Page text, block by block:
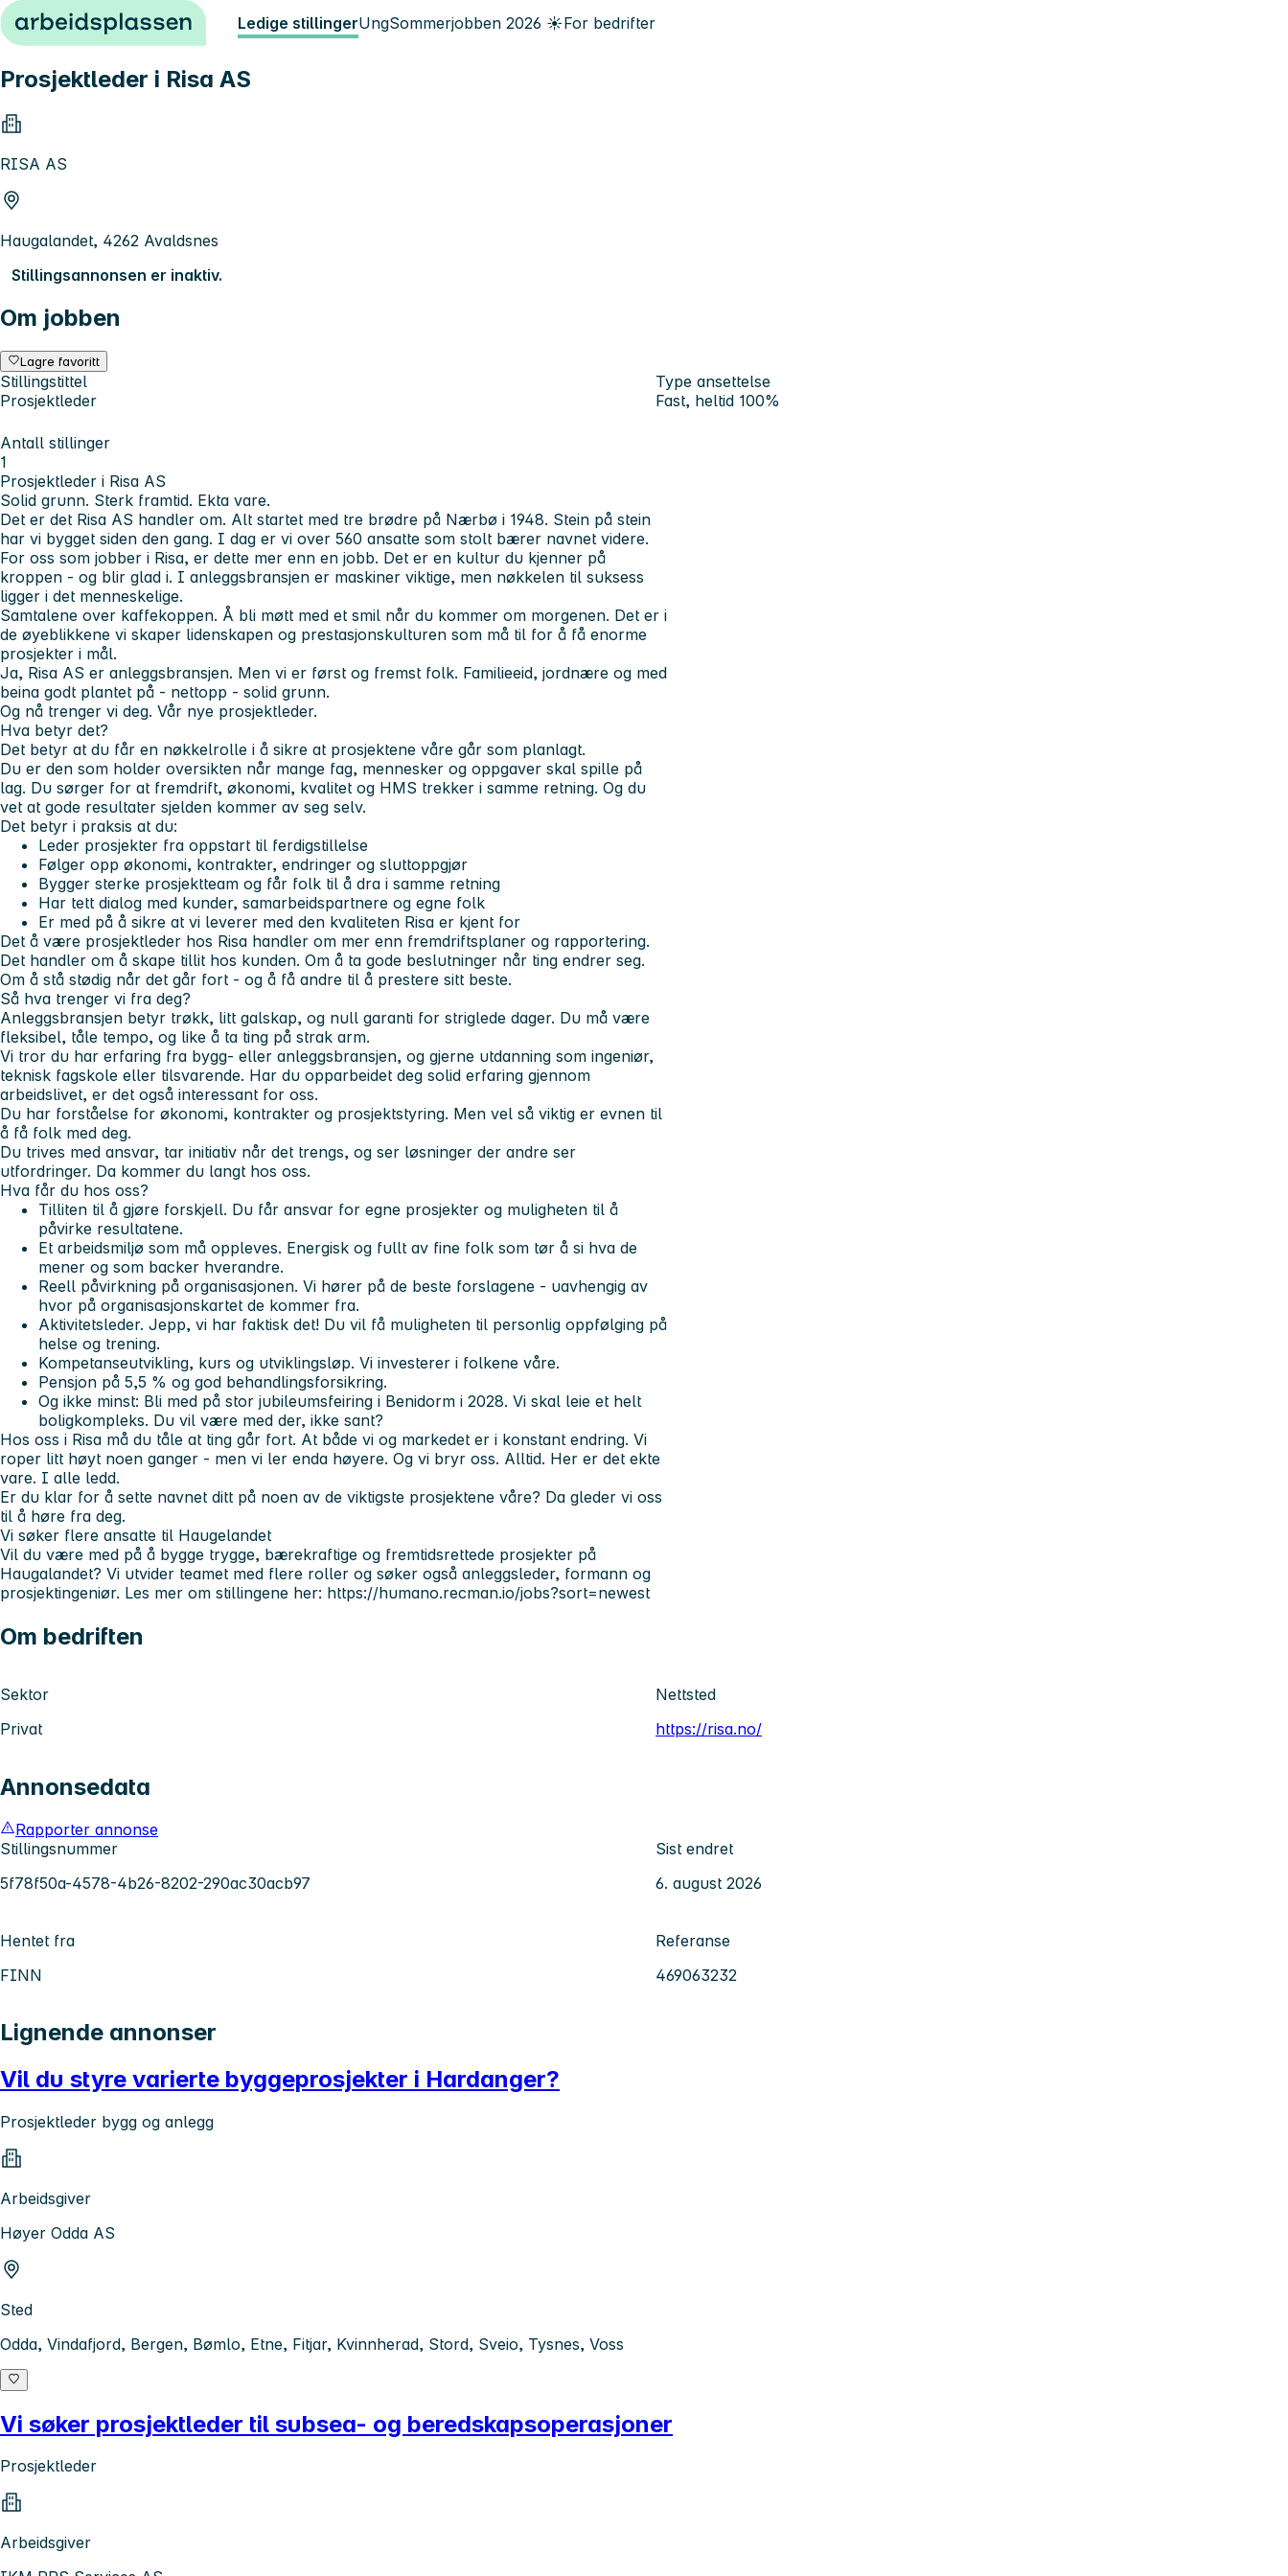
Hopp til innhold Ledige stillingerUngSommerjobben 2026 ☀️For bedrifter
Prosjektleder i Risa AS
RISA AS
Haugalandet, 4262 Avaldsnes
Stillingsannonsen er inaktiv.
Om jobben
Lagre favoritt
Stillingstittel
Prosjektleder
Type ansettelse
Fast, heltid 100%
Antall stillinger
1
Prosjektleder i Risa AS
Solid grunn. Sterk framtid. Ekta vare.
Det er det Risa AS handler om. Alt startet med tre brødre på Nærbø i 1948. Stein på stein
har vi bygget siden den gang. I dag er vi over 560 ansatte som stolt bærer navnet videre.
For oss som jobber i Risa, er dette mer enn en jobb. Det er en kultur du kjenner på
kroppen - og blir glad i. I anleggsbransjen er maskiner viktige, men nøkkelen til suksess
ligger i det menneskelige.
Samtalene over kaffekoppen. Å bli møtt med et smil når du kommer om morgenen. Det er i
de øyeblikkene vi skaper lidenskapen og prestasjonskulturen som må til for å få enorme
prosjekter i mål.
Ja, Risa AS er anleggsbransjen. Men vi er først og fremst folk. Familieeid, jordnære og med
beina godt plantet på - nettopp - solid grunn.
Og nå trenger vi deg. Vår nye prosjektleder.
Hva betyr det?
Det betyr at du får en nøkkelrolle i å sikre at prosjektene våre går som planlagt.
Du er den som holder oversikten når mange fag, mennesker og oppgaver skal spille på
lag. Du sørger for at fremdrift, økonomi, kvalitet og HMS trekker i samme retning. Og du
vet at gode resultater sjelden kommer av seg selv.
Det betyr i praksis at du:
Leder prosjekter fra oppstart til ferdigstillelse
Følger opp økonomi, kontrakter, endringer og sluttoppgjør
Bygger sterke prosjektteam og får folk til å dra i samme retning
Har tett dialog med kunder, samarbeidspartnere og egne folk
Er med på å sikre at vi leverer med den kvaliteten Risa er kjent for
Det å være prosjektleder hos Risa handler om mer enn fremdriftsplaner og rapportering.
Det handler om å skape tillit hos kunden. Om å ta gode beslutninger når ting endrer seg.
Om å stå stødig når det går fort - og å få andre til å prestere sitt beste.
Så hva trenger vi fra deg?
Anleggsbransjen betyr trøkk, litt galskap, og null garanti for striglede dager. Du må være
fleksibel, tåle tempo, og like å ta ting på strak arm.
Vi tror du har erfaring fra bygg- eller anleggsbransjen, og gjerne utdanning som ingeniør,
teknisk fagskole eller tilsvarende. Har du opparbeidet deg solid erfaring gjennom
arbeidslivet, er det også interessant for oss.
Du har forståelse for økonomi, kontrakter og prosjektstyring. Men vel så viktig er evnen til
å få folk med deg.
Du trives med ansvar, tar initiativ når det trengs, og ser løsninger der andre ser
utfordringer. Da kommer du langt hos oss.
Hva får du hos oss?
Tilliten til å gjøre forskjell. Du får ansvar for egne prosjekter og muligheten til å
påvirke resultatene.
Et arbeidsmiljø som må oppleves. Energisk og fullt av fine folk som tør å si hva de
mener og som backer hverandre.
Reell påvirkning på organisasjonen. Vi hører på de beste forslagene - uavhengig av
hvor på organisasjonskartet de kommer fra.
Aktivitetsleder. Jepp, vi har faktisk det! Du vil få muligheten til personlig oppfølging på
helse og trening.
Kompetanseutvikling, kurs og utviklingsløp. Vi investerer i folkene våre.
Pensjon på 5,5 % og god behandlingsforsikring.
Og ikke minst: Bli med på stor jubileumsfeiring i Benidorm i 2028. Vi skal leie et helt
boligkompleks. Du vil være med der, ikke sant?
Hos oss i Risa må du tåle at ting går fort. At både vi og markedet er i konstant endring. Vi
roper litt høyt noen ganger - men vi ler enda høyere. Og vi bryr oss. Alltid. Her er det ekte
vare. I alle ledd.
Er du klar for å sette navnet ditt på noen av de viktigste prosjektene våre? Da gleder vi oss
til å høre fra deg.
Vi søker flere ansatte til Haugelandet
Vil du være med på å bygge trygge, bærekraftige og fremtidsrettede prosjekter på
Haugalandet? Vi utvider teamet med flere roller og søker også anleggsleder, formann og
prosjektingeniør. Les mer om stillingene her: https://humano.recman.io/jobs?sort=newest
Om bedriften
Sektor
Privat
Nettsted
https://risa.no/
Annonsedata
Rapporter annonse
Stillingsnummer
5f78f50a-4578-4b26-8202-290ac30acb97
Sist endret
6. august 2026
Hentet fra
FINN
Referanse
469063232
Lignende annonser
Vil du styre varierte byggeprosjekter i Hardanger?
Prosjektleder bygg og anlegg
Arbeidsgiver
Høyer Odda AS
Sted
Odda, Vindafjord, Bergen, Bømlo, Etne, Fitjar, Kvinnherad, Stord, Sveio, Tysnes, Voss
Vi søker prosjektleder til subsea- og beredskapsoperasjoner
Prosjektleder
Arbeidsgiver